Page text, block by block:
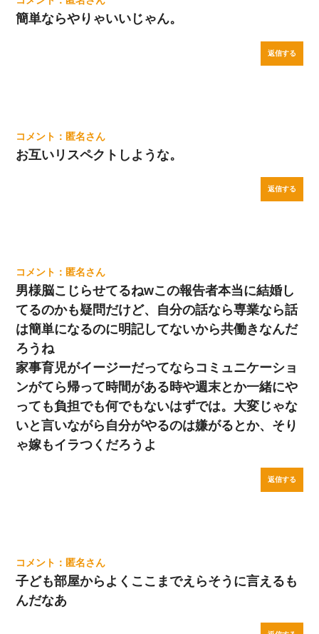
簡単ならやりゃいいじゃん。
返信する
匿名
お互いリスペクトしような。
返信する
匿名
男様脳こじらせてるねwこの報告者本当に結婚し
てるのかも疑問だけど、自分の話なら専業なら話
は簡単になるのに明記してないから共働きなんだ
ろうね
家事育児がイージーだってならコミュニケーショ
ンがてら帰って時間がある時や週末とか一緒にや
っても負担でも何でもないはずでは。大変じゃな
いと言いながら自分がやるのは嫌がるとか、そり
ゃ嫁もイラつくだろうよ
返信する
匿名
子ども部屋からよくここまでえらそうに言えるも
んだなあ